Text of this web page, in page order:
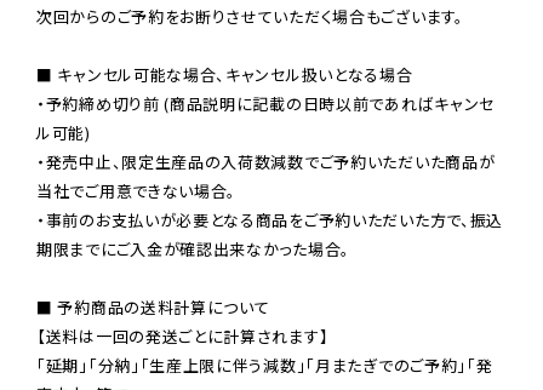
次回からのご予約をお断りさせていただく場合もございます。
■ キャンセル可能な場合、キャンセル扱いとなる場合
・予約締め切り前 (商品説明に記載の日時以前であればキャンセ
ル可能)
・発売中止、限定生産品の入荷数減数でご予約いただいた商品が
当社でご用意できない場合。
・事前のお支払いが必要となる商品をご予約いただいた方で、振込
期限までにご入金が確認出来なかった場合。
■ 予約商品の送料計算について
【送料は一回の発送ごとに計算されます】
「延期」「分納」「生産上限に伴う減数」「月またぎでのご予約」「発